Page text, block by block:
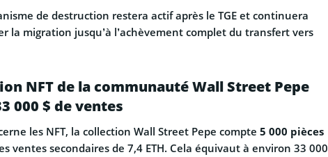
de destruction restera actif après le TGE et continuera
la migration jusqu’à l’achèvement complet du transfert vers
NFT de la communauté Wall Street Pepe
000 $ de ventes
les NFT, la collection Wall Street Pepe compte 5 000 pièces
ventes secondaires de 7,4 ETH. Cela équivaut à environ 33 000